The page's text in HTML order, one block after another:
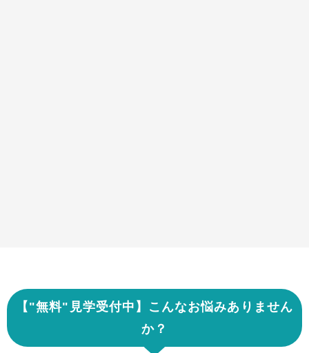
【"無料" 見学受付中】こんなお悩みありません
か？